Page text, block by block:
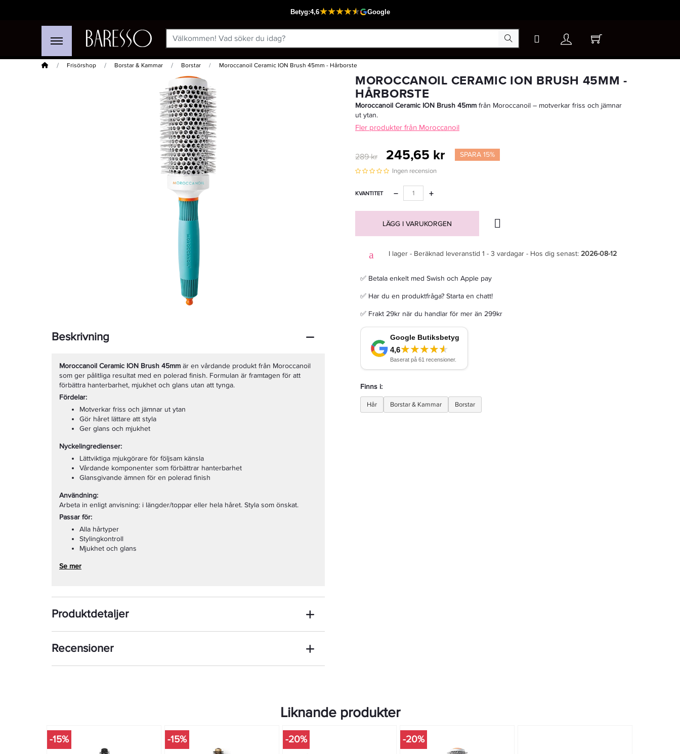
Hem Frisörshop Borstar & Kammar Borstar Moroccanoil Ceramic ION Brush 45mm - Hårborste
Passar din varukorg
50,15 kr
Beskrivning
Moroccanoil Ceramic ION Brush 45mm är en vårdande produkt från Moroccanoil
som ger pålitliga resultat med en polerad finish. Formulan är framtagen för att
förbättra hanterbarhet, mjukhet och glans utan att tynga.
Fördelar:
Motverkar friss och jämnar ut ytan
Gör håret lättare att styla
Ger glans och mjukhet
Nyckelingredienser:
Lättviktiga mjukgörare för följsam känsla
Vårdande komponenter som förbättrar hanterbarhet
Glansgivande ämnen för en polerad finish
Användning:
Arbeta in enligt anvisning: i längder/toppar eller hela håret. Styla som önskat.
Passar för:
Alla hårtyper
Stylingkontroll
Mjukhet och glans
Se mer
Produktdetaljer
Recensioner
MOROCCANOIL CERAMIC ION BRUSH 45MM -
HÅRBORSTE
Moroccanoil Ceramic ION Brush 45mm från Moroccanoil – motverkar friss och jämnar
ut ytan.
Fler produkter från Moroccanoil
289 kr 245,65 kr SPARA 15%
Ingen recension
KVANTITET +
−
LÄGG I VARUKORGEN
I lager - Beräknad leveranstid 1 - 3 vardagar - Hos dig senast: 2026-08-12
✅ Betala enkelt med Swish och Apple pay
✅ Har du en produktfråga? Starta en chatt!
✅ Frakt 29kr när du handlar för mer än 299kr
Finns i:
Hår Borstar & Kammar Borstar
Liknande produkter
-15% -15% -20% -20%